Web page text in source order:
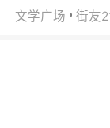
文学广场